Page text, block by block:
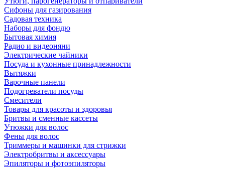
Сифоны для газирования
Садовая техника
Наборы для фондю
Бытовая химия
Радио и видеоняни
Электрические чайники
Посуда и кухонные принадлежности
Вытяжки
Варочные панели
Подогреватели посуды
Смесители
Товары для красоты и здоровья
Бритвы и сменные кассеты
Утюжки для волос
Фены для волос
Триммеры и машинки для стрижки
Электробритвы и аксессуары
Эпиляторы и фотоэпиляторы